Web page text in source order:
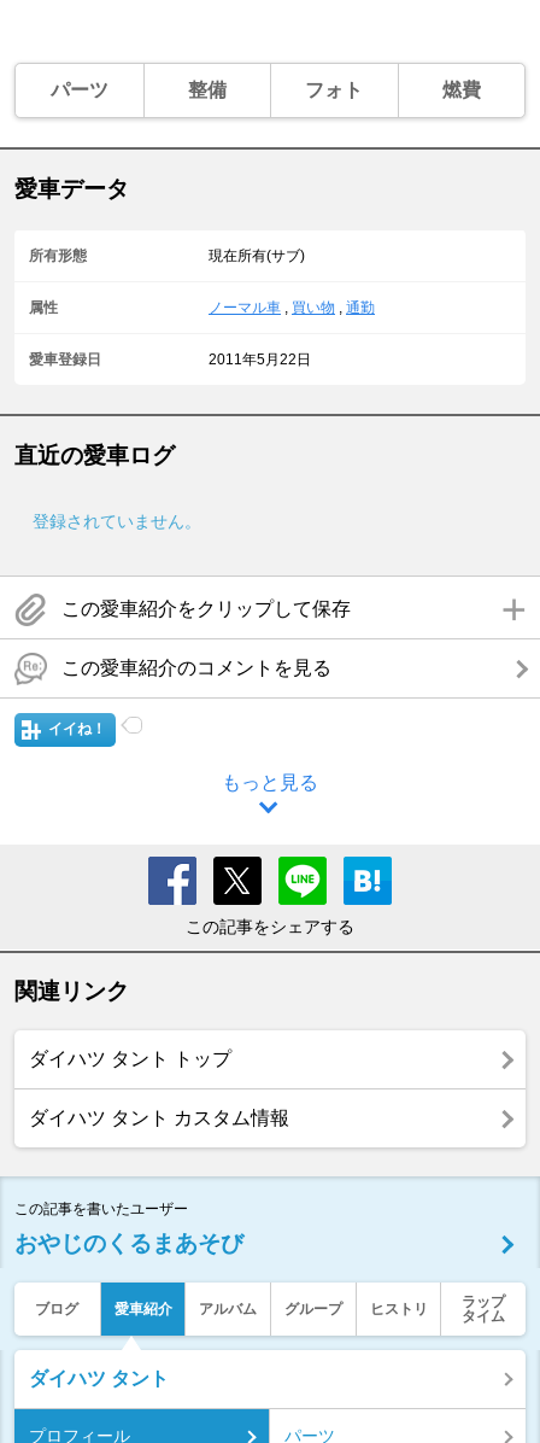
パーツ 整備 フォト 燃費
愛車データ
所有形態 現在所有(サブ)
属性 ノーマル車 , 買い物 , 通勤
愛車登録日 2011年5月22日
直近の愛車ログ
登録されていません。
この愛車紹介をクリップして保存
この愛車紹介のコメントを見る
イイね！
もっと見る
この記事をシェアする
関連リンク
ダイハツ タント トップ
ダイハツ タント カスタム情報
この記事を書いたユーザー
おやじのくるまあそび
ブログ 愛車紹介 アルバム グループ ヒストリ
ラップ
タイム
ダイハツ タント
プロフィール パーツ